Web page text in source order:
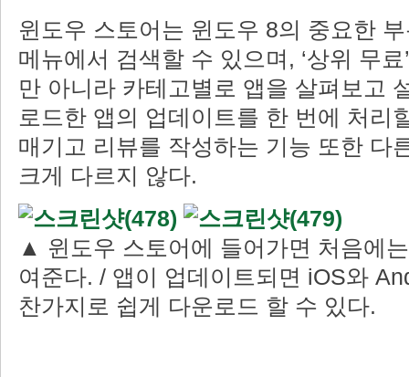
윈도우 스토어는 윈도우 8의 중요한
메뉴에서 검색할 수 있으며, ‘상위 무료
만 아니라 카테고별로 앱을 살펴보고
로드한 앱의 업데이트를 한 번에 처리
매기고 리뷰를 작성하는 기능 또한 다
크게 다르지 않다.
▲ 윈도우 스토어에 들어가면 처음에
여준다. / 앱이 업데이트되면 iOS와
찬가지로 쉽게 다운로드 할 수 있다.